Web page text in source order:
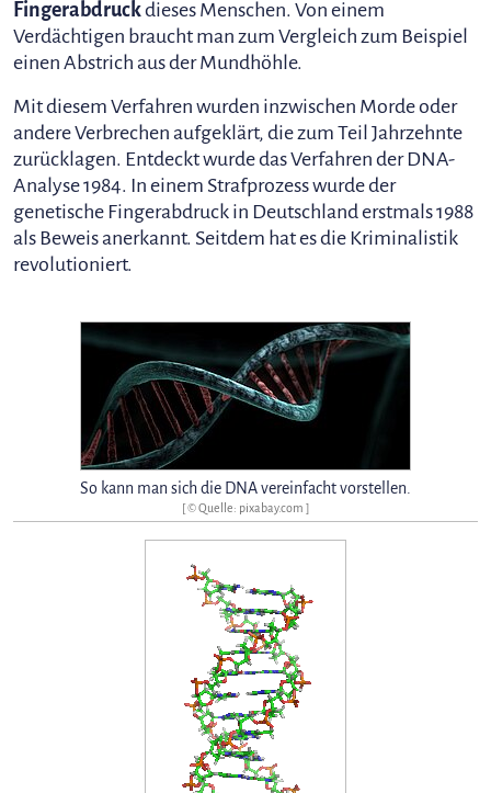
Fingerabdruckdieses Menschen. Von einem
Verdächtigen braucht man zum Vergleich zum Beispiel
einen Abstrich aus der Mundhöhle.
Mit diesem Verfahren wurden inzwischen Morde oder
andere Verbrechen aufgeklärt, die zum Teil Jahrzehnte
zurücklagen. Entdeckt wurde das Verfahren der DNA-
Analyse 1984. In einem Strafprozess wurde der
genetische Fingerabdruck in Deutschland erstmals 1988
als Beweis anerkannt. Seitdem hat es die Kriminalistik
revolutioniert.
So kann man sich die DNA vereinfacht vorstellen.
[ © Quelle: pixabay.com ]